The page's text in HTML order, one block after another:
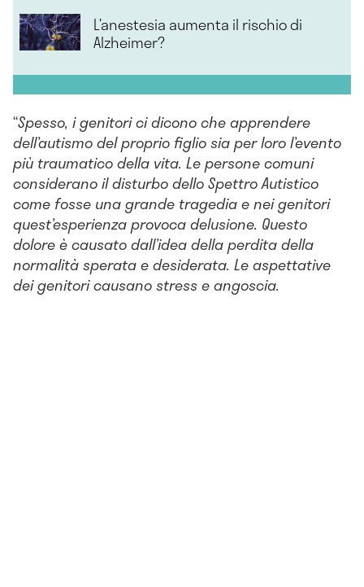
L’anestesia aumenta il rischio di
Alzheimer?
“Spesso, i genitori ci dicono che apprendere
dell’autismo del proprio figlio sia per loro l’evento
più traumatico della vita. Le persone comuni
considerano il disturbo dello Spettro Autistico
come fosse una grande tragedia e nei genitori
quest’esperienza provoca delusione. Questo
dolore è causato dall’idea della perdita della
normalità sperata e desiderata. Le aspettative
dei genitori causano stress e angoscia.